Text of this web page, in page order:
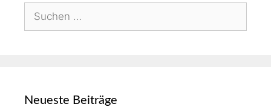
Neueste Beiträge